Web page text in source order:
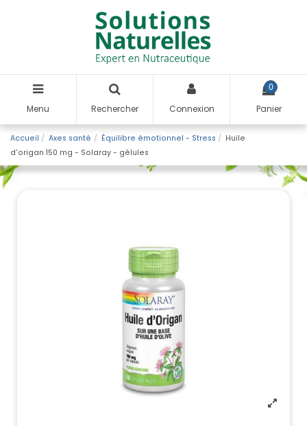
Menu Rechercher Connexion
0
Panier
Accueil Axes santé Équilibre émotionnel - Stress
Huile
d'origan 150 mg - Solaray - gélules